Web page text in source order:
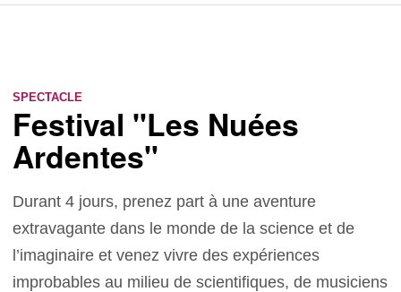
SPECTACLE
Festival "Les Nuées
Ardentes"
Durant 4 jours, prenez part à une aventure
extravagante dans le monde de la science et de
l’imaginaire et venez vivre des expériences
improbables au milieu de scientifiques, de musiciens